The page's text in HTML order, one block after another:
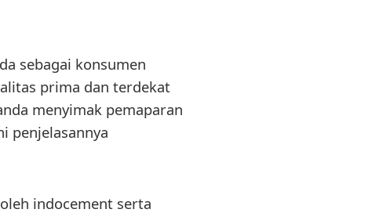
sebagai konsumen
prima dan terdekat
menyimak pemaparan
penjelasannya
indocement serta